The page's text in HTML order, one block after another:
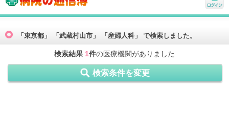
病院の通信簿
ログ
「東京都」 「武蔵村山市」 「産婦人科」 で検索しました。
検索結果 1件の医療機関がありました
検索条件を変更